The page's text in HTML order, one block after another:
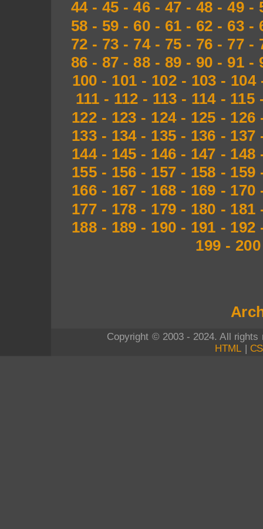
44-45 -46 - 47 - 48 -49-
58 - 59 - 60 - 61 - 62 - 63-
72 - 73 - 74- 75 - 76 - 77-
86 - 87 - 88 - 89 - 90 - 91-
100 - 101 - 102- 103 - 104
111- 112 - 113 - 114- 115
122 - 123 - 124- 125 - 126
133 - 134- 135 - 136 - 137
144- 145 - 146 - 147 - 148
155 - 156 - 157 - 158 - 159
166 - 167 - 168 - 169 - 170
177 - 178 - 179 - 180 - 181
188 - 189 - 190 - 191 - 192
199 - 200
Copyright © 2003 - 2024. All
HTML |